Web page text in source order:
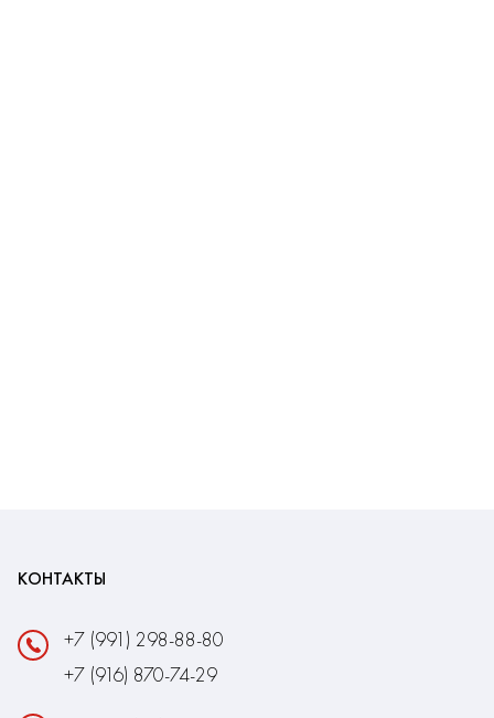
КОНТАКТЫ
+7 (991) 298-88-80
+7 (916) 870-74-29